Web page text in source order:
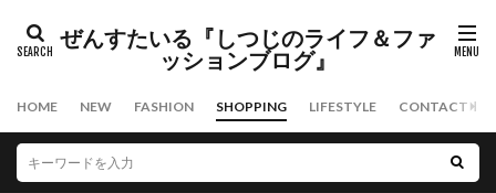
ぜんすたいる『しつじのライフ＆ファ
ッションブログ』
HOME NEW FASHION SHOPPING LIFESTYLE CONTACT
スキンケア ファッション
メンズコスメ
検索